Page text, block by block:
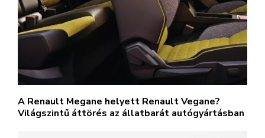
A Renault Megane helyett Renault Vegane?
Világszintű áttörés az állatbarát autógyártásban